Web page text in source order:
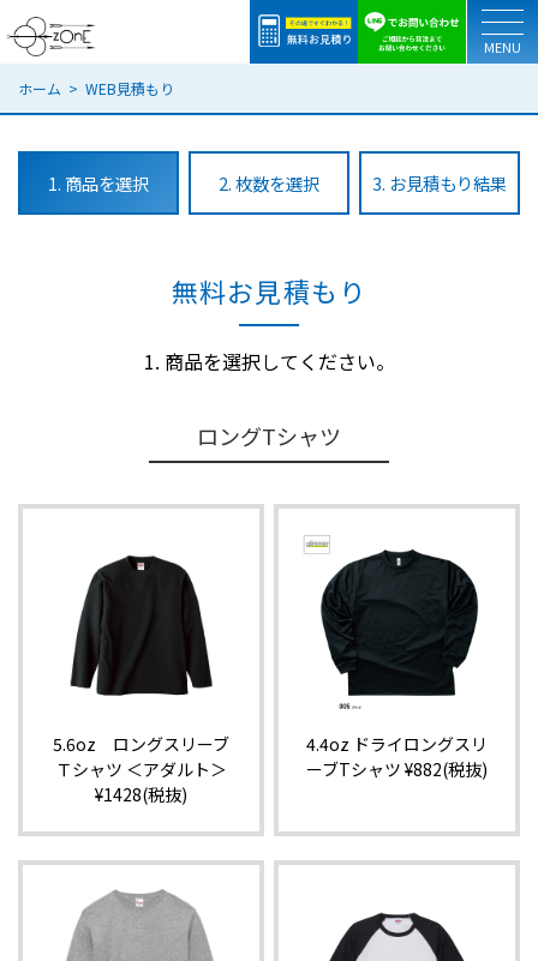
ホーム WEB見積もり
1. 商品を選択 2. 枚数を選択 3. お見積もり結果
無料お見積もり
1. 商品を選択してください。
ロングTシャツ
5.6oz ロングスリーブ
Ｔシャツ ＜アダルト＞
¥1428(税抜)
4.4oz ドライロングスリ
ーブTシャツ ¥882(税抜)